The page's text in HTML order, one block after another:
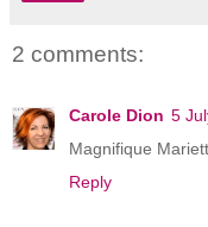
2 comments:
Carole Dion 5
Magnifique
Reply